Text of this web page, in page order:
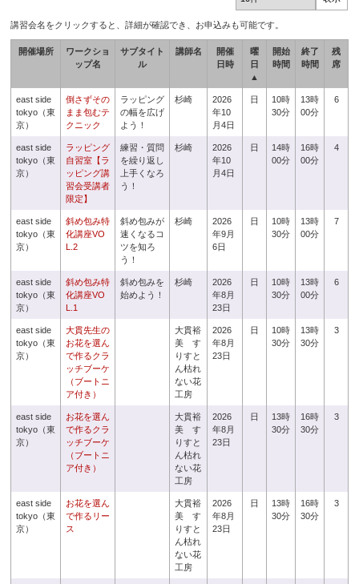
講習会名をクリックすると、詳細が確認でき、お申込みも可能です。
開催場所
ワークショ
ップ名
サブタイト
ル
講師名
開催
日時
曜
日
▲
開始
時間
終了
時間
残
席
east side
tokyo（東
京）
倒さずその
まま包むテ
クニック
ラッピング
の幅を広げ
よう！
杉崎
2026
年10
月4日
日
10時
30分
13時
00分
6
east side
tokyo（東
京）
ラッピング
自習室【ラ
ッピング講
習会受講者
限定】
練習・質問
を繰り返し
上手くなろ
う！
杉崎
2026
年10
月4日
日
14時
00分
16時
00分
4
east side
tokyo（東
京）
斜め包み特
化講座VO
L.2
斜め包みが
速くなるコ
ツを知ろ
う！
杉崎
2026
年9月
6日
日
10時
30分
13時
00分
7
east side
tokyo（東
京）
斜め包み特
化講座VO
L.1
斜め包みを
始めよう！
杉崎
2026
年8月
23日
日
10時
30分
13時
00分
6
east side
tokyo（東
京）
大貫先生の
お花を選ん
で作るクラ
ッチブーケ
（ブートニ
ア付き）
大貫裕
美 す
りすと
ん枯れ
ない花
工房
2026
年8月
23日
日
10時
30分
13時
30分
3
east side
tokyo（東
京）
お花を選ん
で作るクラ
ッチブーケ
（ブートニ
ア付き）
大貫裕
美 す
りすと
ん枯れ
ない花
工房
2026
年8月
23日
日
13時
30分
16時
30分
3
east side
tokyo（東
京）
お花を選ん
で作るリー
ス
大貫裕
美 す
りすと
ん枯れ
ない花
工房
2026
年8月
23日
日
13時
30分
16時
30分
3